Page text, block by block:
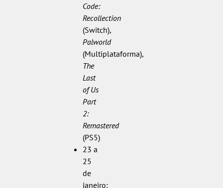
Code:
Recollection
(Switch),
Palworld
(Multiplataforma),
The
Last
of Us
Part
2:
Remastered
(PS5)
23 a
25
de
janeiro: